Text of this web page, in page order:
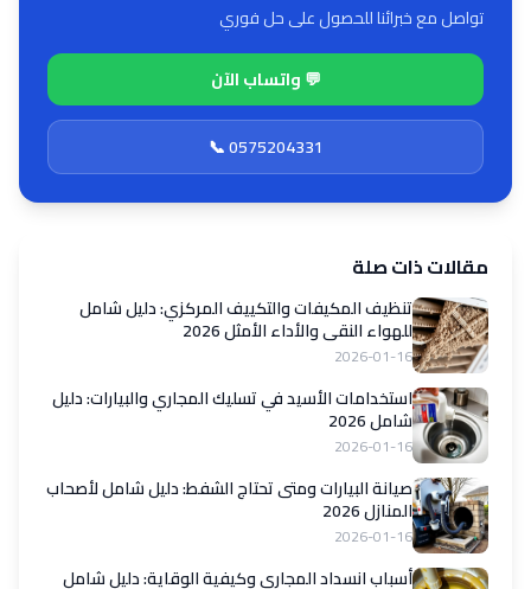
تواصل مع خبرائنا للحصول على حل فوري
💬 واتساب الآن
📞 0575204331
مقالات ذات صلة
تنظيف المكيفات والتكييف المركزي: دليل شامل
للهواء النقي والأداء الأمثل 2026
2026-01-16
استخدامات الأسيد في تسليك المجاري والبيارات: دليل
شامل 2026
2026-01-16
صيانة البيارات ومتى تحتاج الشفط: دليل شامل لأصحاب
المنازل 2026
2026-01-16
أسباب انسداد المجاري وكيفية الوقاية: دليل شامل